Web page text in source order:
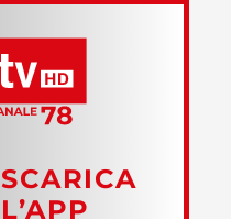
SCARICA
L’APP